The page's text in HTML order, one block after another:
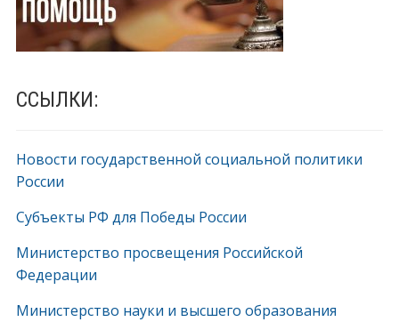
ССЫЛКИ:
Новости государственной социальной политики
России
Субъекты РФ для Победы России
Министерство просвещения Российской
Федерации
Министерство науки и высшего образования